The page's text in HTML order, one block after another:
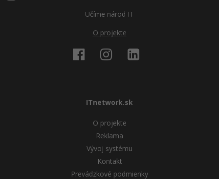
Učíme národ IT
O projekte
ITnetwork.sk
O projekte
Reklama
Vývoj systému
Kontakt
Prevádzkové podmienky